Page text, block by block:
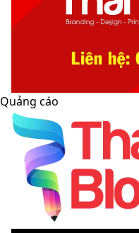
Quảng cáo